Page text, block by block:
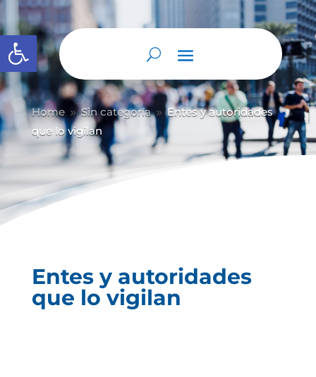
Abrir barra de herramientas
Home 9 Sin categoría 9 Entes y autoridades
que lo vigilan
Entes y autoridades
que lo vigilan